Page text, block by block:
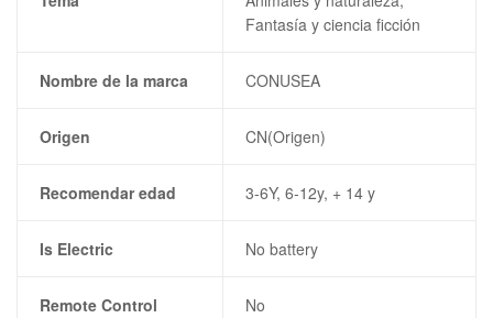
Fantasía y ciencia ficción
Nombre de la marca CONUSEA
Origen CN(Origen)
Recomendar edad 3-6Y, 6-12y, + 14 y
Is Electric No battery
Remote Control No